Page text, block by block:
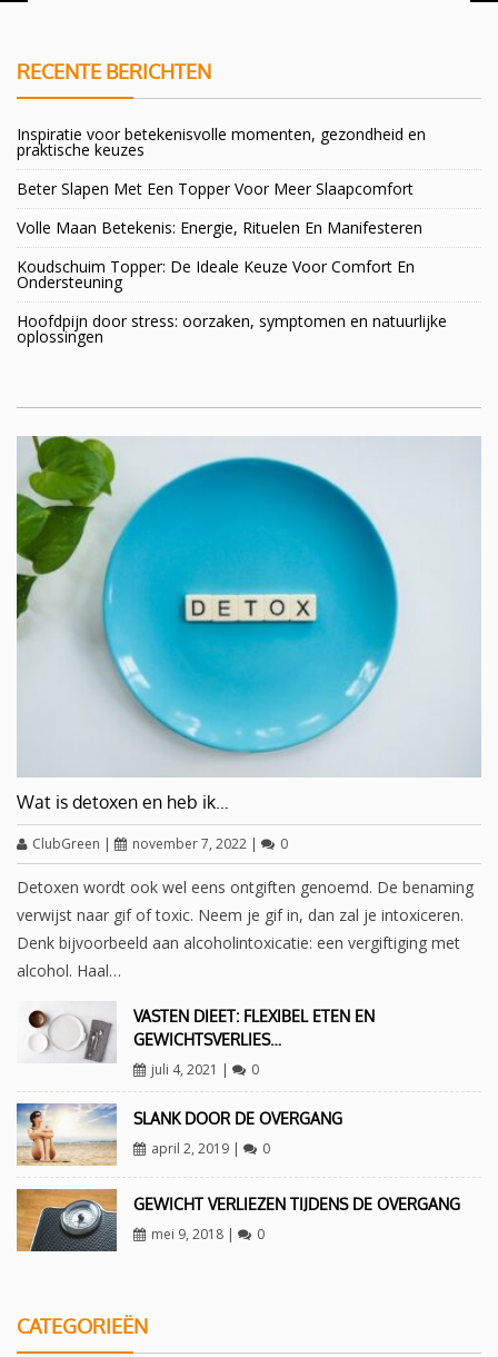
RECENTE BERICHTEN
Inspiratie voor betekenisvolle momenten, gezondheid en
praktische keuzes
Beter Slapen Met Een Topper Voor Meer Slaapcomfort
Volle Maan Betekenis: Energie, Rituelen En Manifesteren
Koudschuim Topper: De Ideale Keuze Voor Comfort En
Ondersteuning
Hoofdpijn door stress: oorzaken, symptomen en natuurlijke
oplossingen
Wat is detoxen en heb ik…
ClubGreen | november 7, 2022 | 0
Detoxen wordt ook wel eens ontgiften genoemd. De benaming
verwijst naar gif of toxic. Neem je gif in, dan zal je intoxiceren.
Denk bijvoorbeeld aan alcoholintoxicatie: een vergiftiging met
alcohol. Haal…
VASTEN DIEET: FLEXIBEL ETEN EN
GEWICHTSVERLIES…
juli 4, 2021 | 0
SLANK DOOR DE OVERGANG
april 2, 2019| 0
GEWICHT VERLIEZEN TIJDENS DE OVERGANG
mei 9, 2018| 0
CATEGORIEËN